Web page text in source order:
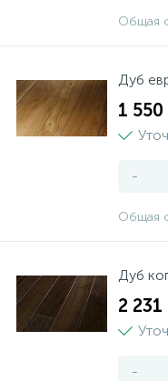
Общая
Дуб
1 550
-
Общая
Дуб
2 231
-